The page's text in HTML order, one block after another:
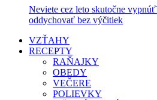
Neviete cez leto skutočne
oddychovať bez výčitiek
VZŤAHY
RECEPTY
RAŇAJKY
OBEDY
VEČERE
POLIEVKY